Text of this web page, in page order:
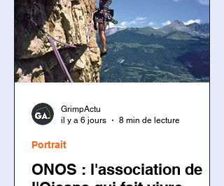
ONOS : l'association de
Portrait
GrimpActu
il y a 6 jours
8 min de lecture